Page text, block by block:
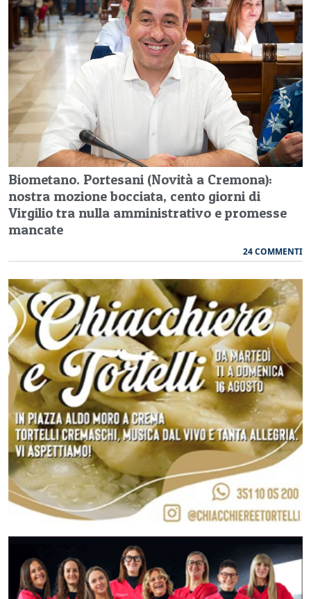
Biometano. Portesani (Novità a Cremona):
nostra mozione bocciata, cento giorni di
Virgilio tra nulla amministrativo e promesse
mancate
24 COMMENTI